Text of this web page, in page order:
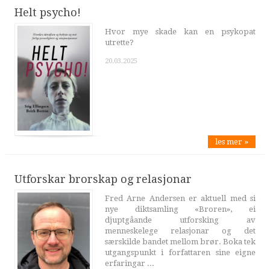
Helt psycho!
Hvor mye skade kan en psykopat
utrette?
20.03.2025
les mer »
Utforskar brorskap og relasjonar
Fred Arne Andersen er aktuell med si
nye diktsamling «Broren», ei
djuptgåande utforsking av
menneskelege relasjonar og det
særskilde bandet mellom brør. Boka tek
utgangspunkt i forfattaren sine eigne
erfaringar ...